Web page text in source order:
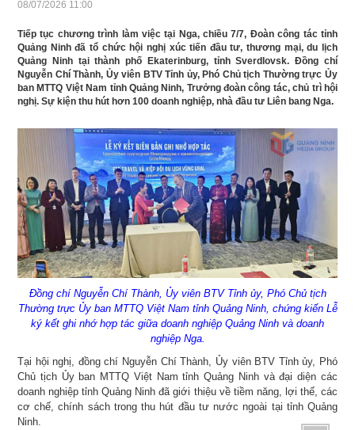
08/07/2026 11:00
Tiếp tục chương trình làm việc tại Nga, chiều 7/7, Đoàn công tác tỉnh
Quảng Ninh đã tổ chức hội nghị xúc tiến đầu tư, thương mại, du lịch
Quảng Ninh tại thành phố Ekaterinburg, tỉnh Sverdlovsk. Đồng chí
Nguyễn Chí Thành, Ủy viên BTV Tỉnh ủy, Phó Chủ tịch Thường trực Ủy
ban MTTQ Việt Nam tỉnh Quảng Ninh, Trưởng đoàn công tác, chủ trì hội
nghị. Sự kiện thu hút hơn 100 doanh nghiệp, nhà đầu tư Liên bang Nga.
Đồng chí Nguyễn Chí Thành, Ủy viên BTV Tỉnh ủy, Phó Chủ tịch
Thường trực Ủy ban MTTQ Việt Nam tỉnh Quảng Ninh, chứng kiến Lễ
ký kết ghi nhớ hợp tác giữa doanh nghiệp Quảng Ninh và doanh
nghiệp Nga.
Tại hội nghị, đồng chí Nguyễn Chí Thành, Ủy viên BTV Tỉnh ủy, Phó
Chủ tịch Ủy ban MTTQ Việt Nam tỉnh Quảng Ninh và đại diện các
doanh nghiệp tỉnh Quảng Ninh đã giới thiệu về tiềm năng, lợi thế, các
cơ chế, chính sách trong thu hút đầu tư nước ngoài tại tỉnh Quảng
Ninh.